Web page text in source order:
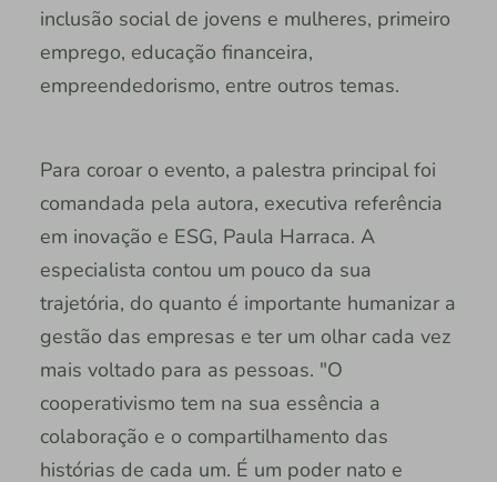
inclusão social de jovens e mulheres, primeiro
emprego, educação financeira,
empreendedorismo, entre outros temas.
Para coroar o evento, a palestra principal foi
comandada pela autora, executiva referência
em inovação e ESG, Paula Harraca. A
especialista contou um pouco da sua
trajetória, do quanto é importante humanizar a
gestão das empresas e ter um olhar cada vez
mais voltado para as pessoas. "O
cooperativismo tem na sua essência a
colaboração e o compartilhamento das
histórias de cada um. É um poder nato e